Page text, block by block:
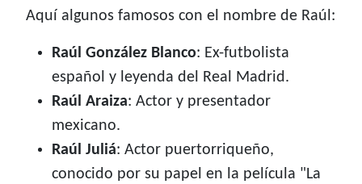
Aquí algunos famosos con el nombre de Raúl:
Raúl González Blanco: Ex-futbolista
español y leyenda del Real Madrid.
Raúl Araiza: Actor y presentador
mexicano.
Raúl Juliá: Actor puertorriqueño,
conocido por su papel en la película "La